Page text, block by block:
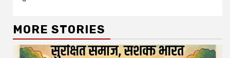
MORE STORIES